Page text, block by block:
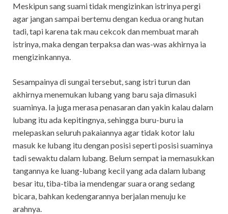
Meskipun sang suami tidak mengizinkan istrinya pergi
agar jangan sampai bertemu dengan kedua orang hutan
tadi, tapi karena tak mau cekcok dan membuat marah
istrinya, maka dengan terpaksa dan was-was akhirnya ia
mengizinkannya.
Sesampainya di sungai tersebut, sang istri turun dan
akhirnya menemukan lubang yang baru saja dimasuki
suaminya. Ia juga merasa penasaran dan yakin kalau dalam
lubang itu ada kepitingnya, sehingga buru-buru ia
melepaskan seluruh pakaiannya agar tidak kotor lalu
masuk ke lubang itu dengan posisi seperti posisi suaminya
tadi sewaktu dalam lubang. Belum sempat ia memasukkan
tangannya ke luang-lubang kecil yang ada dalam lubang
besar itu, tiba-tiba ia mendengar suara orang sedang
bicara, bahkan kedengarannya berjalan menuju ke
arahnya.